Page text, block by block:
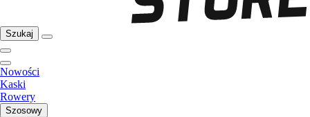
Szukaj
Nowości
Kaski
Rowery
Szosowy